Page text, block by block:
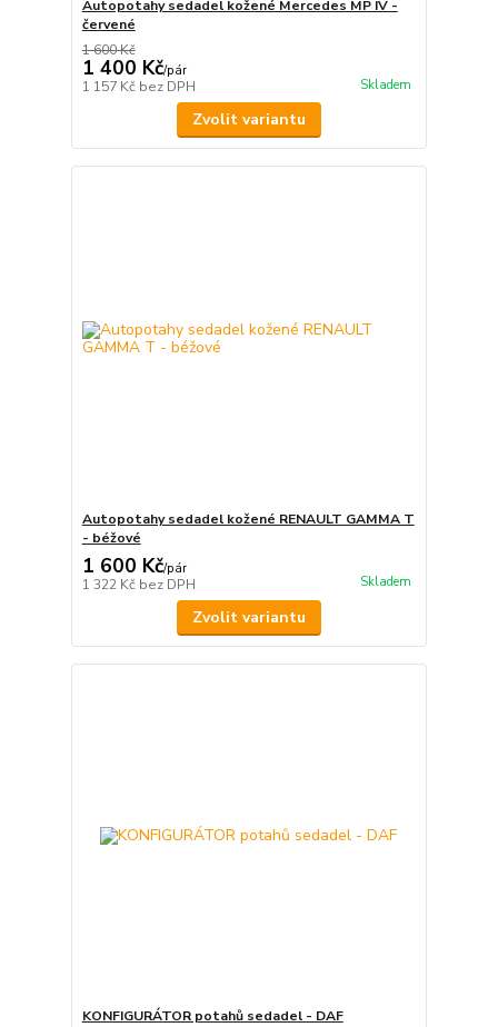
Autopotahy sedadel kožené Mercedes MP IV -
červené
1 600 Kč
1 400 Kč/pár
1 157 Kč bez DPH Skladem
Zvolit variantu
Autopotahy sedadel kožené RENAULT GAMMA T
- béžové
1 600 Kč/pár
1 322 Kč bez DPH Skladem
Zvolit variantu
KONFIGURÁTOR potahů sedadel - DAF